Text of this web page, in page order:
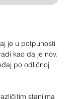
je u potpunosti
kao da je nov.
po odličnoj
stanjima